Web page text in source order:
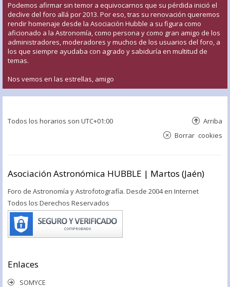
Podemos afirmar sin temor a equivocarnos que su pérdida inició el
declive del foro allá por 2013. Por eso, tras su renovación queremos
rendir homenaje desde la Asociación Hubble a su figura como
aficionado a la Astronomía, como persona y como gran amigo de los
administradores, moderadores y muchos de los usuarios del foro, a
los que siempre ayudaba con agrado y sabiduría en multitud de
temas.
Nos vemos en las estrellas, amigo
Todos los horarios son UTC+01:00 Arriba
Borrar cookies
Asociación Astronómica HUBBLE | Martos (Jaén)
Foro de Astronomía y Astrofotografía. Desde 2004 en Internet
Todos los Derechos Reservados
Enlaces
SOMYCE